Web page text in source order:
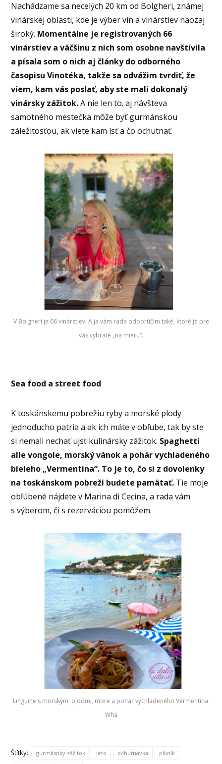
Nachádzame sa necelých 20 km od Bolgheri, známej
vinárskej oblasti, kde je výber vín a vinárstiev naozaj
široký. Momentálne je registrovaných 66
vinárstiev a väčšinu z nich som osobne navštívila
a písala som o nich aj články do odborného
časopisu Vinotéka, takže sa odvážim tvrdiť, že
viem, kam vás poslať, aby ste mali dokonalý
vinársky zážitok.A nie len to. aj návšteva
samotného mestečka môže byť gurmánskou
záležitosťou, ak viete kam ísť a čo ochutnať.
V Bolgheri je 66 vinárstiev. A ja vám rada odporúčim také, ktoré je pre
vás vybraté „na mieru“.
Sea food a street food
K toskánskemu pobrežiu ryby a morské plody
jednoducho patria a ak ich máte v obľube, tak by ste
si nemali nechať ujsť kulinársky zážitok. Spaghetti
alle vongole, morský vánok a pohár vychladeného
bieleho „Vermentina“. To je to, čo si z dovolenky
na toskánskom pobreží budete pamätať. Tie moje
obľúbené nájdete v Marina di Cecina, a rada vám
s výberom, či s rezerváciou pomôžem.
Linguine s morskými plodmi, more a pohár vychladeného Vermentina.
Wha
Štítky: gurmásnky zážitok leto ochutnávka piknik